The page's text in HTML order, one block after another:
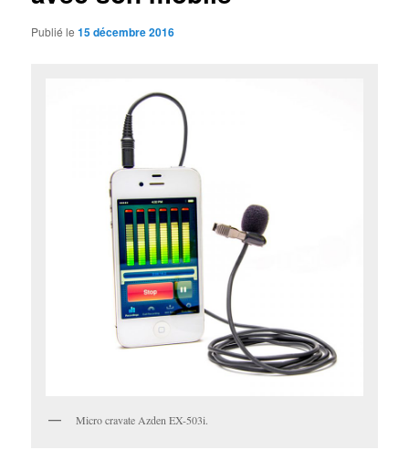
Publié le15 décembre 2016
Micro cravate Azden EX-503i.